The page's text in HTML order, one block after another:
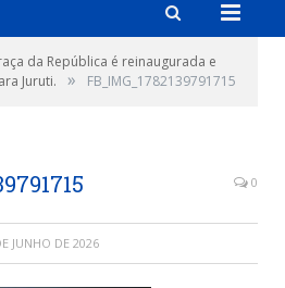
da República é reinaugurada e
Juruti.
» FB_IMG_1782139791715
0
JUNHO DE 2026